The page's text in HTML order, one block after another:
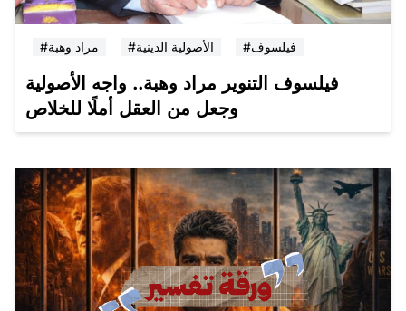
#مراد وهبة #الأصولية الدينية #فيلسوف
فيلسوف التنوير مراد وهبة.. واجه الأصولية
وجعل من العقل أملًا للخلاص